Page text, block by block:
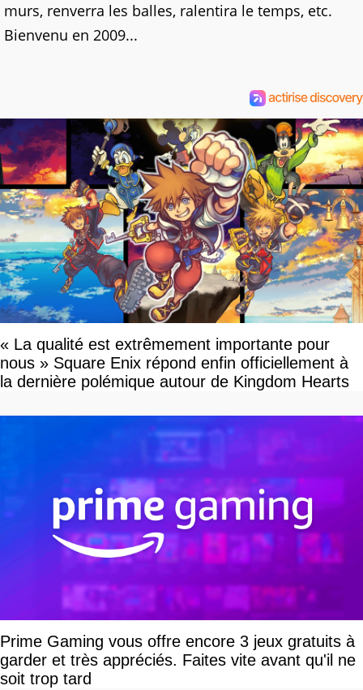
murs, renverra les balles, ralentira le temps, etc.
Bienvenu en 2009...
« La qualité est extrêmement importante pour
nous » Square Enix répond enfin officiellement à
la dernière polémique autour de Kingdom Hearts
Prime Gaming vous offre encore 3 jeux gratuits à
garder et très appréciés. Faites vite avant qu'il ne
soit trop tard